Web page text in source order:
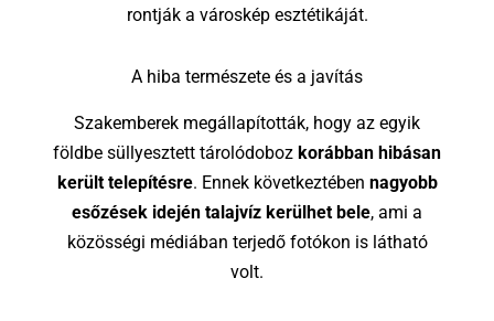
rontják a városkép esztétikáját.
A hiba természete és a javítás
Szakemberek megállapították, hogy az egyik
földbe süllyesztett tárolódoboz korábban hibásan
került telepítésre. Ennek következtében nagyobb
esőzések idején talajvíz kerülhet bele, ami a
közösségi médiában terjedő fotókon is látható
volt.